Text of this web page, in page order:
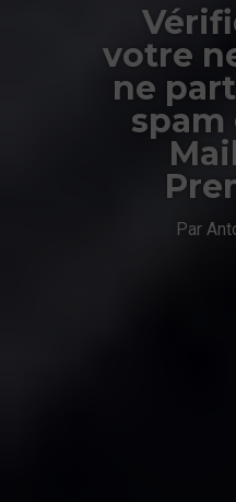
votre
ne
spam
Par